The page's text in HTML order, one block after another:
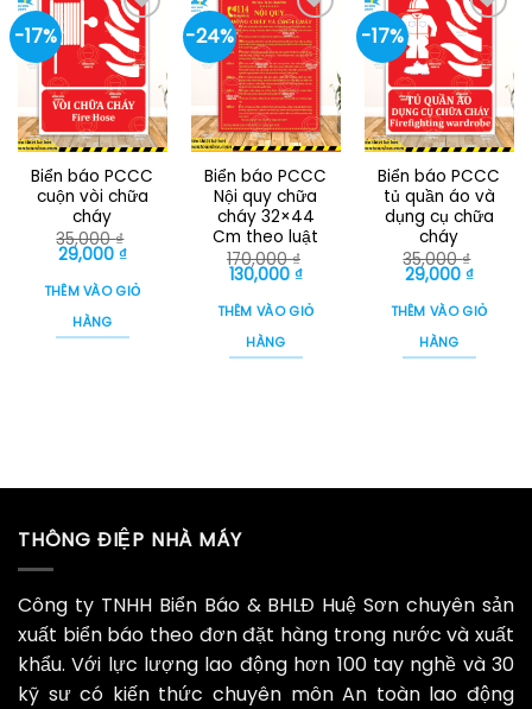
-17%
Biển báo PCCC
cuộn vòi chữa
cháy
35,000₫
Giá
gốc
là:
35,000 ₫.
29,000 ₫Giá
tại
là:
THÊM VÀO GIỎ
HÀNG
-24%
Biển báo PCCC
Nội quy chữa
cháy 32×44
Cm theo luật
170,000₫
Giá
gốc
là:
170,000 ₫.
130,000 ₫Giá
tại
là:
THÊM VÀO GIỎ
HÀNG
-17%
Biển báo PCCC
tủ quần áo và
dụng cụ chữa
cháy
35,000₫
Giá
gốc
là:
35,000 ₫.
29,000 ₫Giá
tại
là:
THÊM VÀO GIỎ
HÀNG
THÔNG ĐIỆP NHÀ MÁY
Công ty TNHH Biển Báo & BHLĐ Huệ Sơn chuyên sản
xuất biển báo theo đơn đặt hàng trong nước và xuất
khẩu. Với lực lượng lao động hơn 100 tay nghề và 30
kỹ sư có kiến thức chuyên môn An toàn lao động